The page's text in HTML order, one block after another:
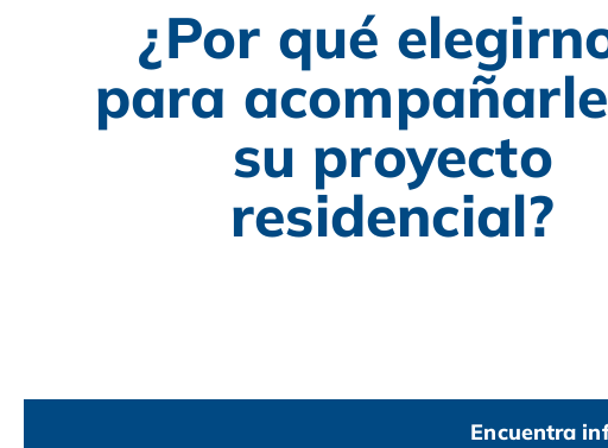
¿Por qué
para
su proyecto
residencial?
Encuentra